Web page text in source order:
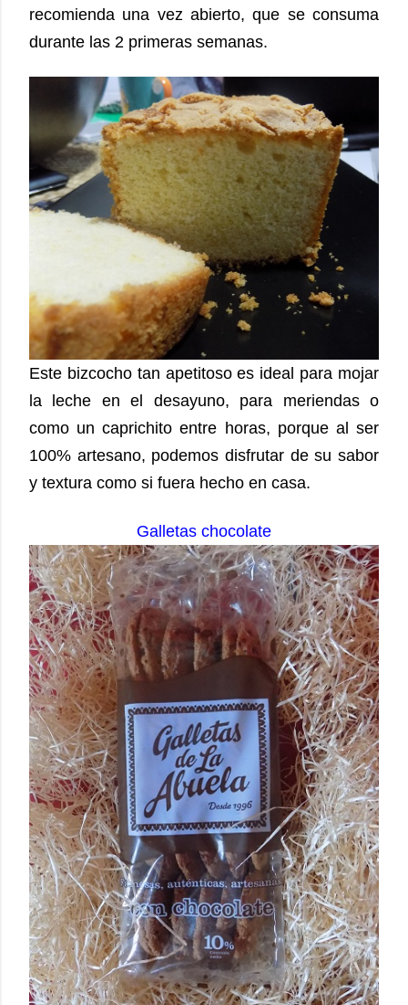
recomienda una vez abierto, que se consuma
durante las 2 primeras semanas.
Este bizcocho tan apetitoso es ideal para mojar
la leche en el desayuno, para meriendas o
como un caprichito entre horas, porque al ser
100% artesano, podemos disfrutar de su sabor
y textura como si fuera hecho en casa.
Galletas chocolate